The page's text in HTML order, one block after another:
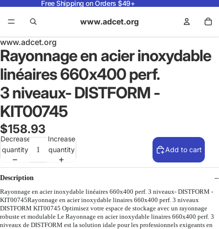
Free Shipping on Orders $49+
www.adcet.org
www.adcet.org
Rayonnage en acier inoxydable
linéaires 660x400 perf.
3 niveaux- DISTFORM -
KIT00745
$158.93
Decrease
quantity
Increase
quantity
Add to cart
Description
Rayonnage en acier inoxydable linéaires 660x400 perf. 3 niveaux- DISTFORM -
KIT00745Rayonnage en acier inoxydable linaires 660x400 perf. 3 niveaux
DISTFORM KIT00745 Optimisez votre espace de stockage avec un rayonnage
robuste et modulable Le Rayonnage en acier inoxydable linaires 660x400 perf. 3
niveaux de DISTFORM est la solution idale pour les professionnels exigeants en